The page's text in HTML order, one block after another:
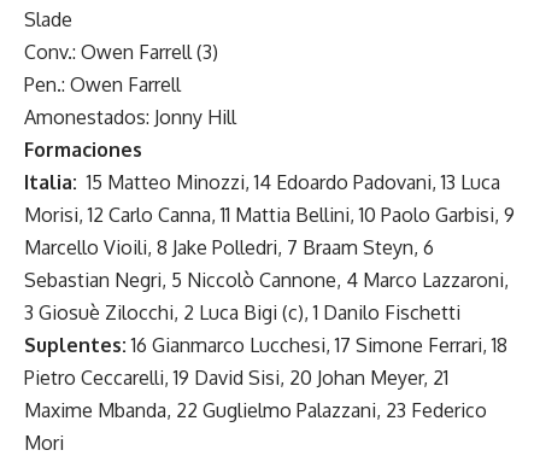
Slade
Conv.: Owen Farrell (3)
Pen.: Owen Farrell
Amonestados: Jonny Hill
Formaciones
Italia: 15 Matteo Minozzi, 14 Edoardo Padovani, 13 Luca
Morisi, 12 Carlo Canna, 11 Mattia Bellini, 10 Paolo Garbisi, 9
Marcello Vioili, 8 Jake Polledri, 7 Braam Steyn, 6
Sebastian Negri, 5 Niccolò Cannone, 4 Marco Lazzaroni,
3 Giosuè Zilocchi, 2 Luca Bigi (c), 1 Danilo Fischetti
Suplentes: 16 Gianmarco Lucchesi, 17 Simone Ferrari, 18
Pietro Ceccarelli, 19 David Sisi, 20 Johan Meyer, 21
Maxime Mbanda, 22 Guglielmo Palazzani, 23 Federico
Mori